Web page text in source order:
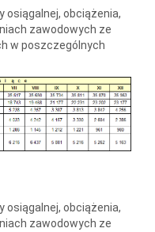
osiągalnej, obciążenia,
zawodowych ze
w poszczególnych
osiągalnej, obciążenia,
zawodowych ze